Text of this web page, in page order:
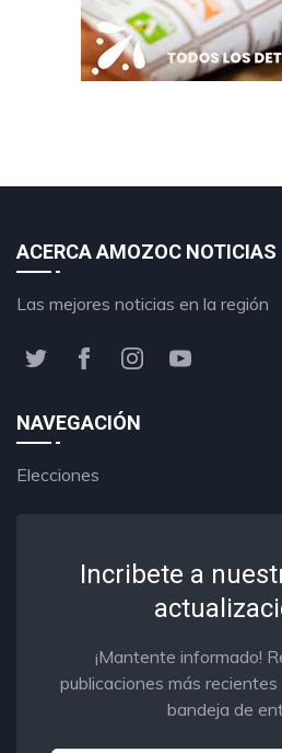
ACERCA AMOZOC NOTICIAS
Las mejores noticias en la región
NAVEGACIÓN
Elecciones
Incribete a
¡Mantente informado!
publicaciones más
bandeja de